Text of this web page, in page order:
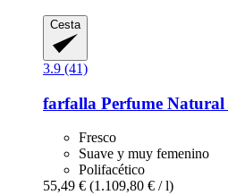
Cesta
3.9 (41)
farfalla Perfume
Fresco
Suave y muy femenino
Polifacético
55,49 € (1.109,80 € / l)